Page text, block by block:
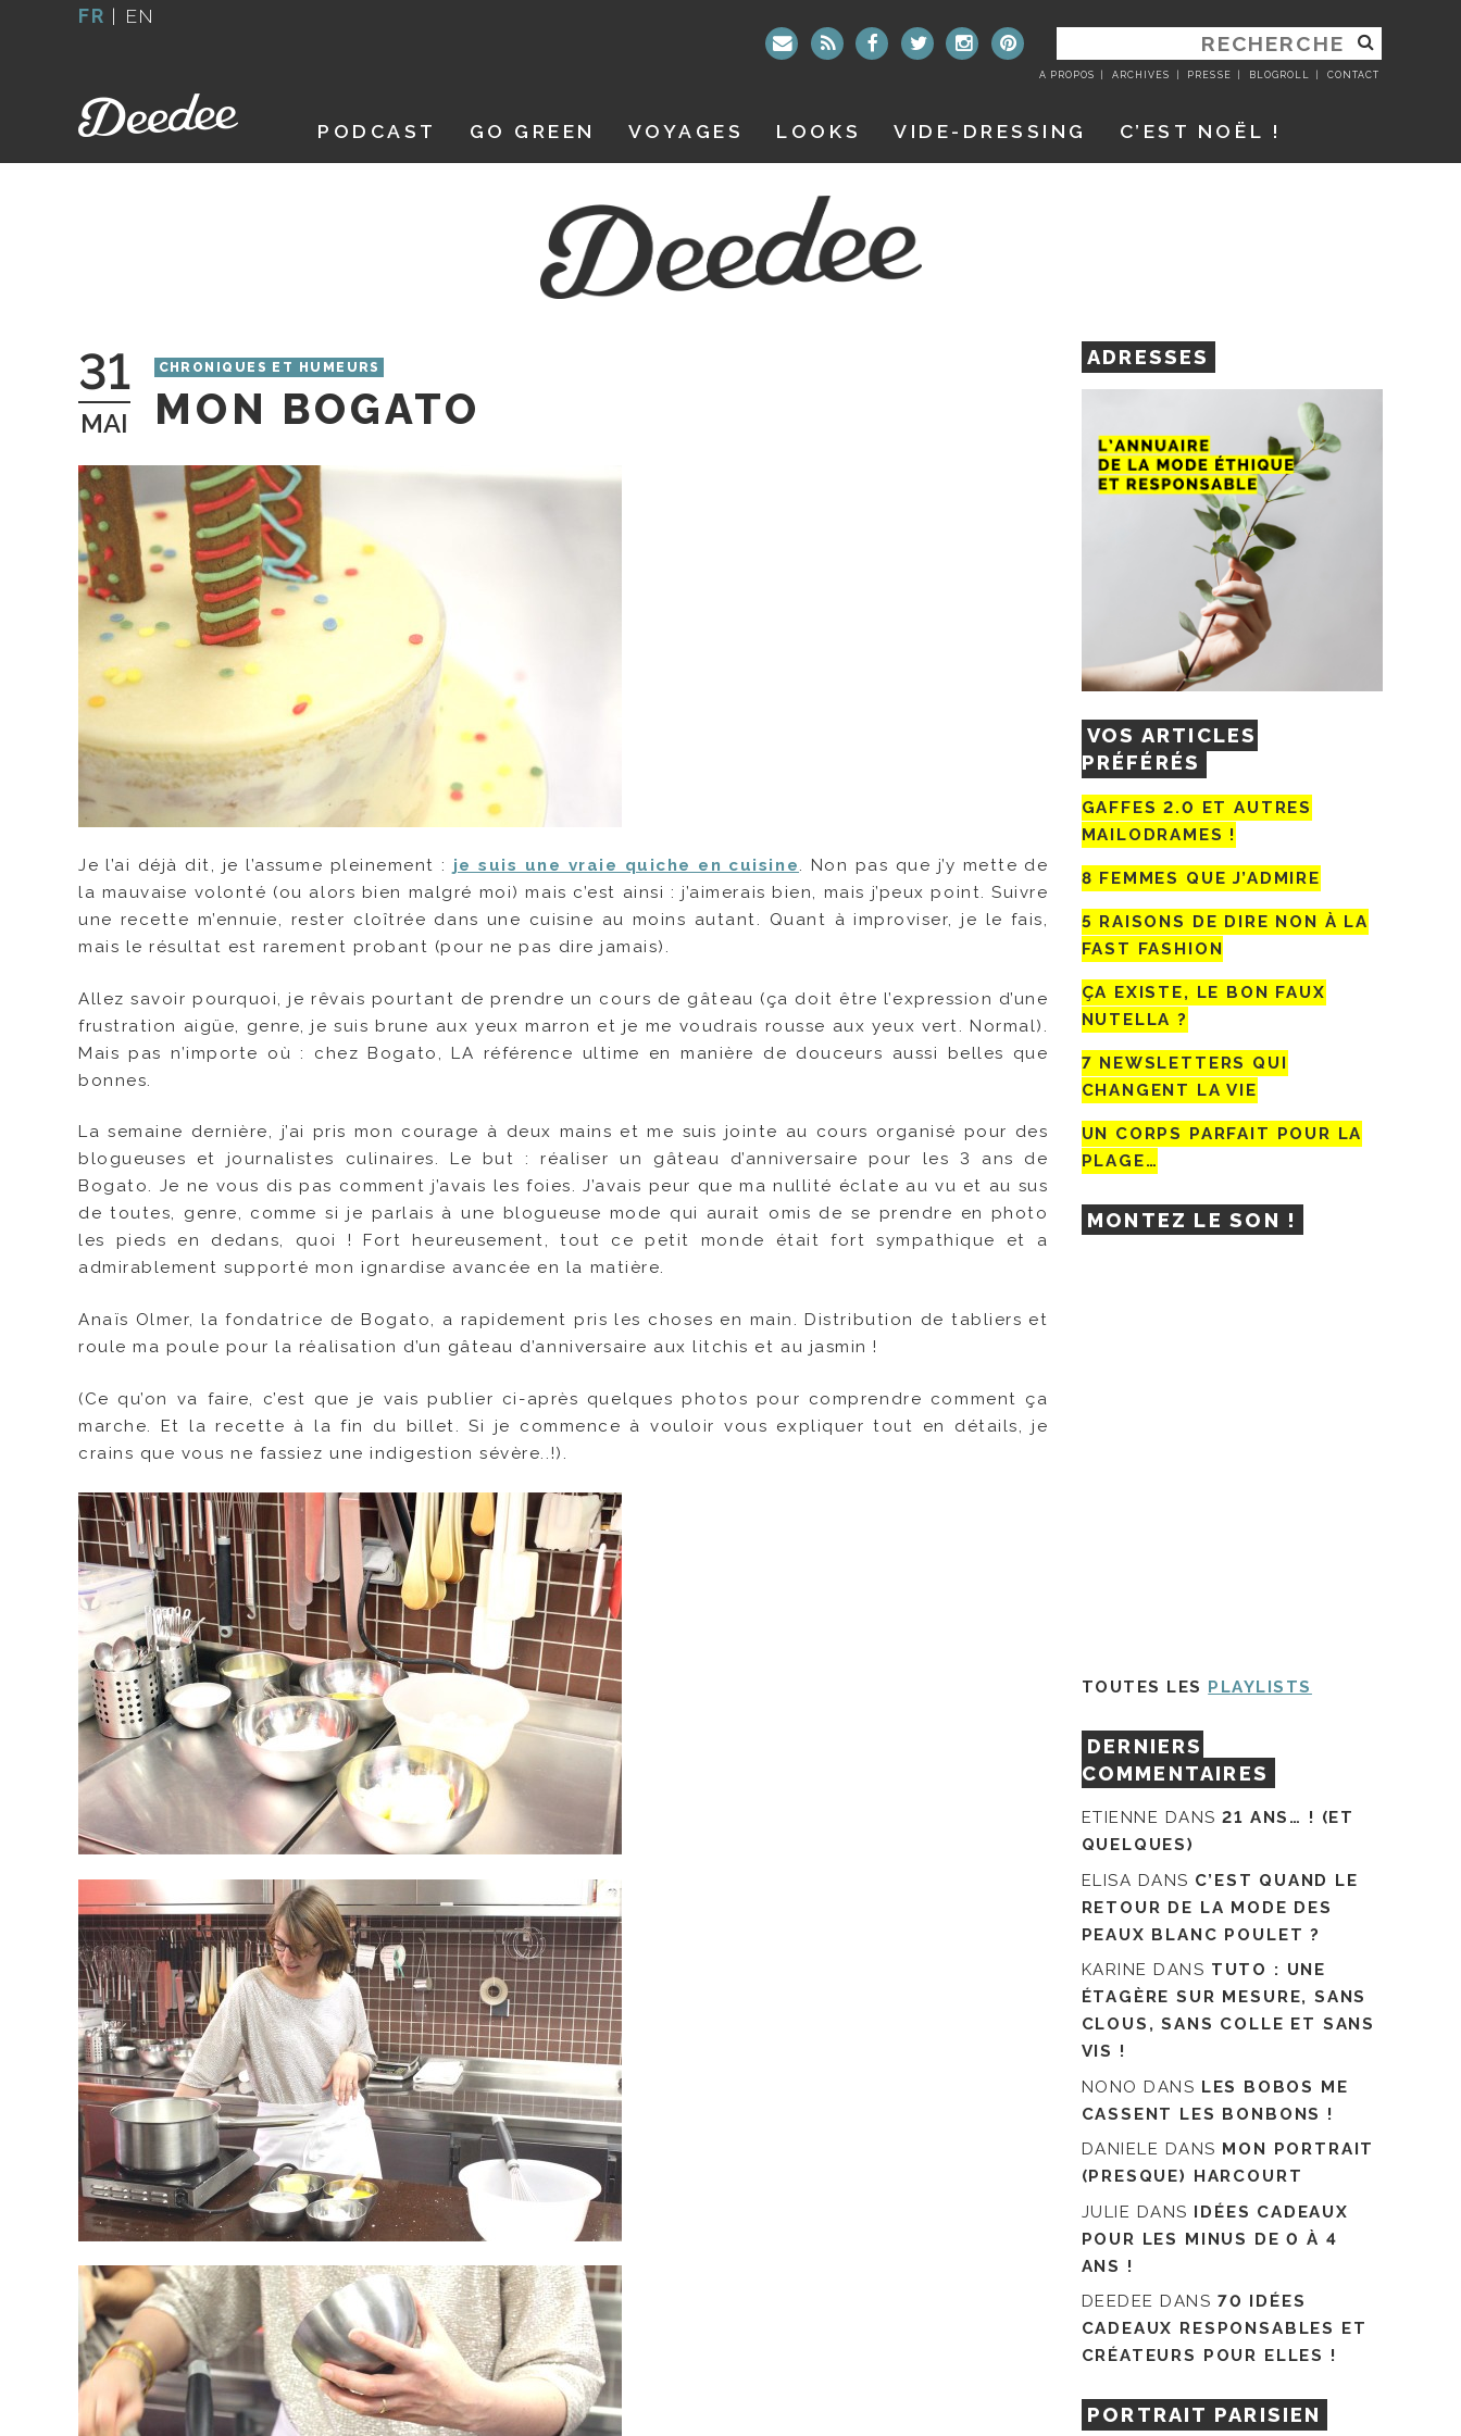
FR | EN
RECHERCHER
:
A PROPOS ARCHIVES PRESSE BLOGROLL CONTACT
PODCAST GO GREEN VOYAGES LOOKS VIDE-DRESSING C’EST NOËL !
31
MAI
CHRONIQUES ET HUMEURS
MON BOGATO
Je l’ai déjà dit, je l’assume pleinement : je suis une vraie quiche en cuisine. Non pas que j’y mette de
la mauvaise volonté (ou alors bien malgré moi) mais c’est ainsi : j’aimerais bien, mais j’peux point. Suivre
une recette m’ennuie, rester cloîtrée dans une cuisine au moins autant. Quant à improviser, je le fais,
mais le résultat est rarement probant (pour ne pas dire jamais).
Allez savoir pourquoi, je rêvais pourtant de prendre un cours de gâteau (ça doit être l’expression d’une
frustration aigüe, genre, je suis brune aux yeux marron et je me voudrais rousse aux yeux vert. Normal).
Mais pas n’importe où : chez Bogato, LA référence ultime en manière de douceurs aussi belles que
bonnes.
La semaine dernière, j’ai pris mon courage à deux mains et me suis jointe au cours organisé pour des
blogueuses et journalistes culinaires. Le but : réaliser un gâteau d’anniversaire pour les 3 ans de
Bogato. Je ne vous dis pas comment j’avais les foies. J’avais peur que ma nullité éclate au vu et au sus
de toutes, genre, comme si je parlais à une blogueuse mode qui aurait omis de se prendre en photo
les pieds en dedans, quoi ! Fort heureusement, tout ce petit monde était fort sympathique et a
admirablement supporté mon ignardise avancée en la matière.
Anaïs Olmer, la fondatrice de Bogato, a rapidement pris les choses en main. Distribution de tabliers et
roule ma poule pour la réalisation d’un gâteau d’anniversaire aux litchis et au jasmin !
(Ce qu’on va faire, c’est que je vais publier ci-après quelques photos pour comprendre comment ça
marche. Et la recette à la fin du billet. Si je commence à vouloir vous expliquer tout en détails, je
crains que vous ne fassiez une indigestion sévère..!).
ADRESSES
VOS ARTICLES
PRÉFÉRÉS
GAFFES 2.0 ET AUTRES
MAILODRAMES !
8 FEMMES QUE J’ADMIRE
5 RAISONS DE DIRE NON À LA
FAST FASHION
ÇA EXISTE, LE BON FAUX
NUTELLA ?
7 NEWSLETTERS QUI
CHANGENT LA VIE
UN CORPS PARFAIT POUR LA
PLAGE…
MONTEZ LE SON !
TOUTES LES PLAYLISTS
DERNIERS
COMMENTAIRES
ETIENNE DANS21 ANS… ! (ET
QUELQUES)
ELISA DANS C’EST QUAND LE
RETOUR DE LA MODE DES
PEAUX BLANC POULET ?
KARINE DANS TUTO : UNE
ÉTAGÈRE SUR MESURE, SANS
CLOUS, SANS COLLE ET SANS
VIS !
NONO DANS LES BOBOS ME
CASSENT LES BONBONS !
DANIELE DANS MON PORTRAIT
(PRESQUE) HARCOURT
JULIE DANS IDÉES CADEAUX
POUR LES MINUS DE 0 À 4
ANS !
DEEDEE DANS 70 IDÉES
CADEAUX RESPONSABLES ET
CRÉATEURS POUR ELLES !
PORTRAIT PARISIEN